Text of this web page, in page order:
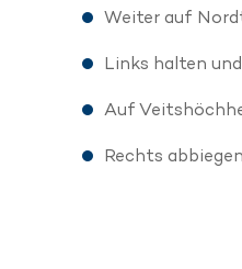
Weiter auf
Links halten
Auf
Rechts